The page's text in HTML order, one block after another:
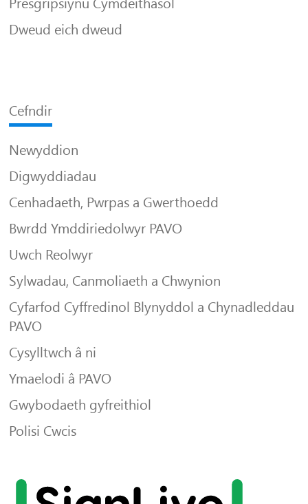
Dweud eich dweud
Cefndir
Newyddion
Digwyddiadau
Cenhadaeth, Pwrpas a Gwerthoedd
Bwrdd Ymddiriedolwyr PAVO
Uwch Reolwyr
Sylwadau, Canmoliaeth a Chwynion
Cyfarfod Cyffredinol Blynyddol a Chynadleddau
PAVO
Cysylltwch â ni
Ymaelodi â PAVO
Gwybodaeth gyfreithiol
Polisi Cwcis